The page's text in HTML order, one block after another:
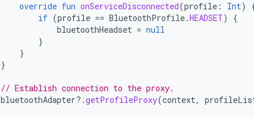
override fun onServiceDisconnected(profile : Int)
if (profile == BluetoothProfile.HEADSET)
{
bluetoothHeadset = null
}
}
}
// Establish connection to the proxy.
bluetoothAdapter?.getProfileProxy(context,